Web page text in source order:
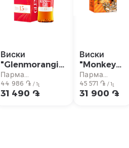
Виски
"Glenmorangie"
15л 700мл
Парма
супермаркет
44 986 ֏ / 1լ
31 490 ֏
Виски
"Monkey
Shoulder"
700мл
Парма
супермаркет
45 571 ֏ / 1լ
31 900 ֏